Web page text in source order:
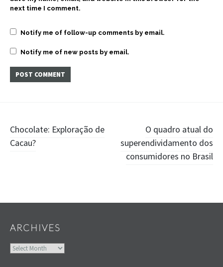
next time I comment.
Notify me of follow-up comments by email.
Notify me of new posts by email.
Post
navigation
Chocolate: Exploração de
Cacau?
O quadro atual do
superendividamento dos
consumidores no Brasil
ARCHIVES
Archives